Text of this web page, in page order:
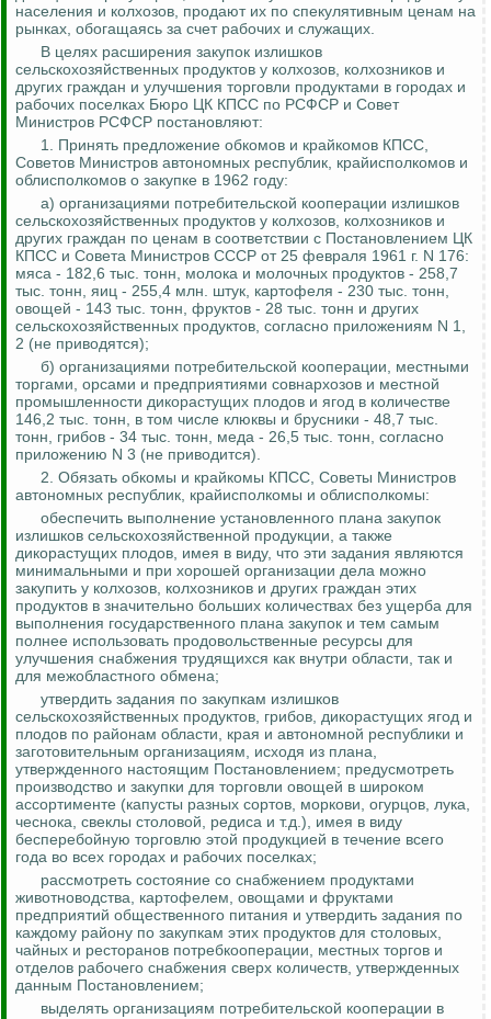
населения и колхозов, продают их по спекулятивным ценам на
рынках, обогащаясь за счет рабочих и служащих.
В целях расширения закупок излишков
сельскохозяйственных продуктов у колхозов, колхозников и
других граждан и улучшения торговли продуктами в городах и
рабочих поселках Бюро ЦК КПСС по РСФСР и Совет
Министров РСФСР постановляют:
1. Принять предложение обкомов и крайкомов КПСС,
Советов Министров автономных республик, крайисполкомов и
облисполкомов о закупке в 1962 году:
а) организациями потребительской кооперации излишков
сельскохозяйственных продуктов у колхозов, колхозников и
других граждан по ценам в соответствии с Постановлением ЦК
КПСС и Совета Министров СССР от 25 февраля 1961 г. N 176:
мяса - 182,6 тыс. тонн, молока и молочных продуктов - 258,7
тыс. тонн, яиц - 255,4 млн. штук, картофеля - 230 тыс. тонн,
овощей - 143 тыс. тонн, фруктов - 28 тыс. тонн и других
сельскохозяйственных продуктов, согласно приложениям N 1,
2 (не приводятся);
б) организациями потребительской кооперации, местными
торгами, орсами и предприятиями совнархозов и местной
промышленности дикорастущих плодов и ягод в количестве
146,2 тыс. тонн, в том числе клюквы и брусники - 48,7 тыс.
тонн, грибов - 34 тыс. тонн, меда - 26,5 тыс. тонн, согласно
приложению N 3 (не приводится).
2. Обязать обкомы и крайкомы КПСС, Советы Министров
автономных республик, крайисполкомы и облисполкомы:
обеспечить выполнение установленного плана закупок
излишков сельскохозяйственной продукции, а также
дикорастущих плодов, имея в виду, что эти задания являются
минимальными и при хорошей организации дела можно
закупить у колхозов, колхозников и других граждан этих
продуктов в значительно больших количествах без ущерба для
выполнения государственного плана закупок и тем самым
полнее использовать продовольственные ресурсы для
улучшения снабжения трудящихся как внутри области, так и
для межобластного обмена;
утвердить задания по закупкам излишков
сельскохозяйственных продуктов, грибов, дикорастущих ягод и
плодов по районам области, края и автономной республики и
заготовительным организациям, исходя из плана,
утвержденного настоящим Постановлением; предусмотреть
производство и закупки для торговли овощей в широком
ассортименте (капусты разных сортов, моркови, огурцов, лука,
чеснока, свеклы столовой, редиса и т.д.), имея в виду
бесперебойную торговлю этой продукцией в течение всего
года во всех городах и рабочих поселках;
рассмотреть состояние со снабжением продуктами
животноводства, картофелем, овощами и фруктами
предприятий общественного питания и утвердить задания по
каждому району по закупкам этих продуктов для столовых,
чайных и ресторанов потребкооперации, местных торгов и
отделов рабочего снабжения сверх количеств, утвержденных
данным Постановлением;
выделять организациям потребительской кооперации в